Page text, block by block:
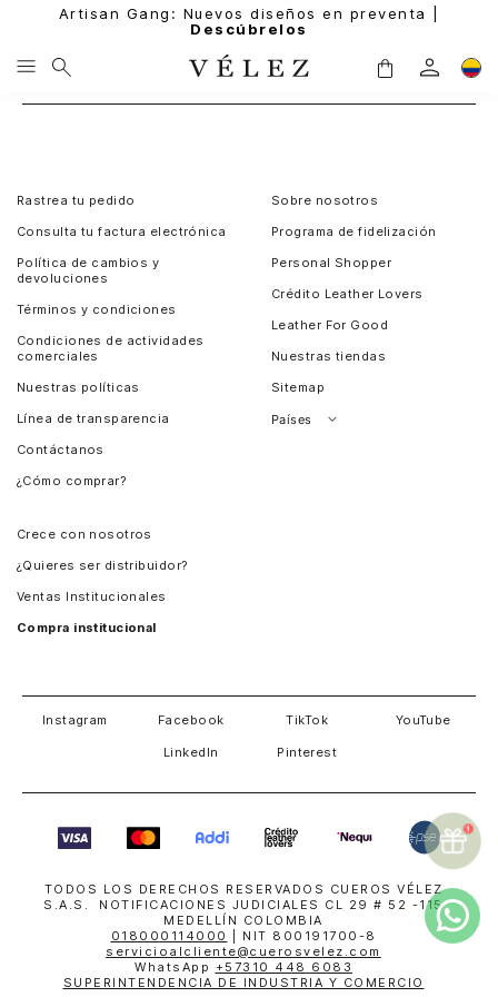
Artisan Gang: Nuevos diseños en preventa |
Descúbrelos
Rastrea tu pedido
Consulta tu factura electrónica
Política de cambios y
devoluciones
Términos y condiciones
Condiciones de actividades
comerciales
Nuestras políticas
Línea de transparencia
Contáctanos
¿Cómo comprar?
Sobre nosotros
Programa de fidelización
Personal Shopper
Crédito Leather Lovers
Leather For Good
Nuestras tiendas
Sitemap
Países
Crece con nosotros
¿Quieres ser distribuidor?
Ventas Institucionales
Compra institucional
Instagram Facebook TikTok YouTube
LinkedIn Pinterest
TODOS LOS DERECHOS RESERVADOS CUEROS VÉLEZ
S.A.S. NOTIFICACIONES JUDICIALES CL 29 # 52 -115
MEDELLÍN COLOMBIA
018000114000
| NIT 800191700-8
servicioalcliente@cuerosvelez.com
WhatsApp +57310 448 6083
SUPERINTENDENCIA DE INDUSTRIA Y COMERCIO